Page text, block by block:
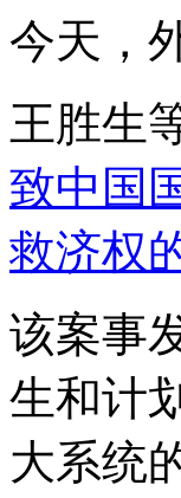
今天，
王胜生
致中国
救济权
该案事
生和计
大系统